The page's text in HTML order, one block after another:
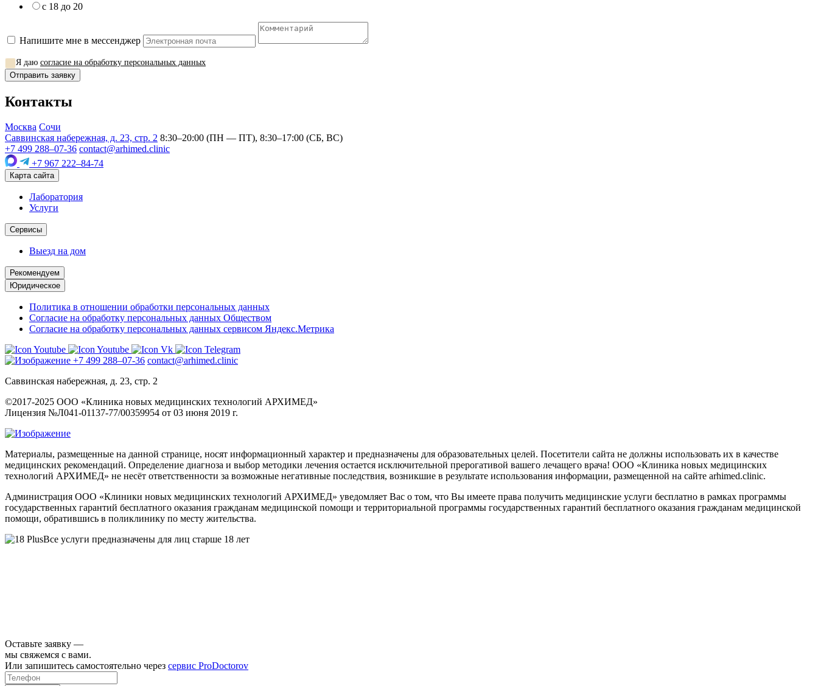
с 18 до 20
Напишите мне в мессенджер
Я даю согласие на обработку персональных данных
Отправить заявку
Контакты
Москва Сочи
Саввинская набережная, д. 23, стр. 2 8:30–20:00 (ПН — ПТ), 8:30–17:00 (СБ, ВС)
+7 499 288–07-36 contact@arhimed.clinic
+7 967 222–84-74
Карта сайта
Лаборатория
Услуги
Сервисы
Выезд на дом
Рекомендуем
Юридическое
Политика в отношении обработки персональных данных
Согласие на обработку персональных данных Обществом
Согласие на обработку персональных данных сервисом Яндекс.Метрика
+7 499 288–07-36 contact@arhimed.clinic
Саввинская набережная, д. 23, стр. 2
©2017-2025 ООО «Клиника новых медицинских технологий АРХИМЕД»
Лицензия №Л041-01137-77/00359954 от 03 июня 2019 г.
Материалы, размещенные на данной странице, носят информационный характер и предназначены для образовательных целей. Посетители сайта не должны использовать их в качестве
медицинских рекомендаций. Определение диагноза и выбор методики лечения остается исключительной прерогативой вашего лечащего врача! ООО «Клиника новых медицинских
технологий АРХИМЕД» не несёт ответственности за возможные негативные последствия, возникшие в результате использования информации, размещенной на сайте arhimed.clinic.
Администрация ООО «Клиники новых медицинских технологий АРХИМЕД» уведомляет Вас о том, что Вы имеете права получить медицинские услуги бесплатно в рамках программы
государственных гарантий бесплатного оказания гражданам медицинской помощи и территориальной программы государственных гарантий бесплатного оказания гражданам медицинской
помощи, обратившись в поликлинику по месту жительства.
Все услуги предназначены для лиц старше 18 лет
Оставьте заявку —
мы свяжемся с вами.
Или запишитесь самостоятельно через сервис ProDoctorov